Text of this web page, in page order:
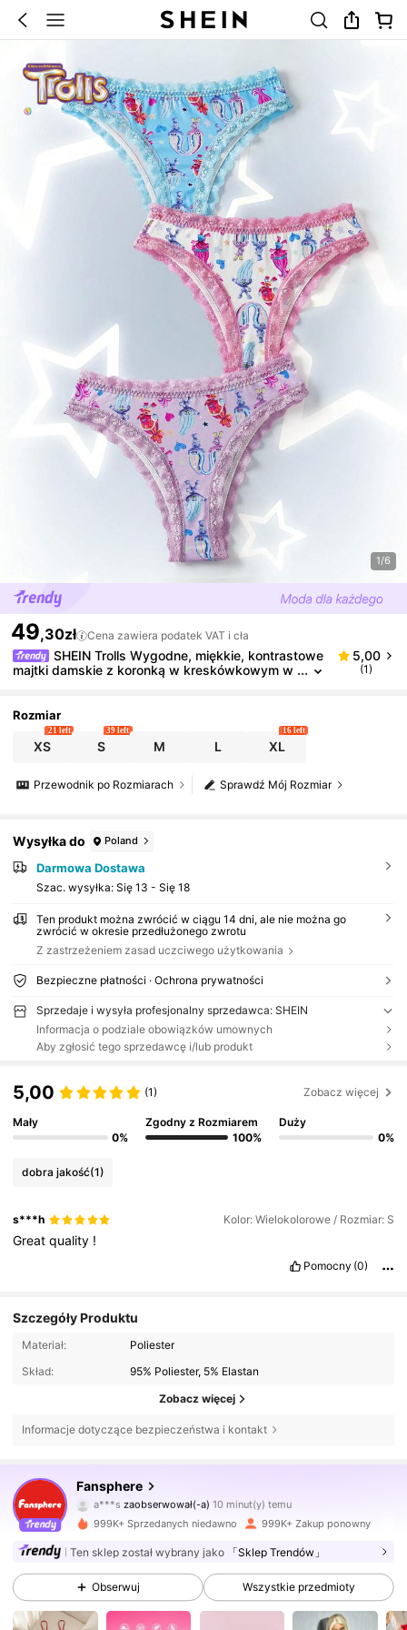
1/6
49,30zł Cena zawiera podatek VAT i cła
SHEIN Trolls Wygodne, miękkie, kontrastowe
majtki damskie z koronką w kreskówkowym w
5,00
(1)
Rozmiar
XS
21 left
S
39 left
M L XL
16 left
Sprawdź Mój Rozmiar
Przewodnik po Rozmiarach
Wysyłka do Poland
Darmowa Dostawa
Szac. wysyłka: Się 13 - Się 18
Ten produkt można zwrócić w ciągu 14 dni, ale nie można go
zwrócić w okresie przedłużonego zwrotu
Z zastrzeżeniem zasad uczciwego użytkowania
Bezpieczne płatności · Ochrona prywatności
Sprzedaje i wysyła profesjonalny sprzedawca: SHEIN
Informacja o podziale obowiązków umownych
Aby zgłosić tego sprzedawcę i/lub produkt
5,00 (1) Zobacz więcej
Mały
0%
Zgodny z Rozmiarem
100%
Duży
0%
dobra jakość(1)
s***h Kolor: Wielokolorowe / Rozmiar: S
Greatquality !
Pomocny (0)
Szczegóły Produktu
Materiał:
Poliester
Skład:
95% Poliester, 5% Elastan
Zobacz więcej
Informacje dotyczące bezpieczeństwa i kontakt
Fansphere
a***szaobserwował(-a)
d***1 przegląda
4,93
1.1M Obserwujący
4,93 1.1M Obserwujący
999K+ Sprzedanych niedawno 999K+ Zakup ponowny
Ten sklep został wybrany jako 「Sklep Trendów」
Obserwuj Wszystkie przedmioty